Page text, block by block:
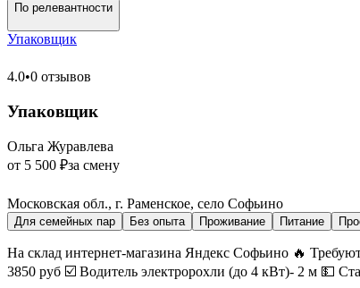
По релевантности
Упаковщик
4.0•0 отзывов
Упаковщик
Ольга Журавлева
от 5 500 ₽за смену
Московская обл., г. Раменское, село Софьино
Для семейных пар Без опыта Проживание Питание
На склад интернет-магазина Яндекс Софьино 🔥
3850 руб ☑️ Водитель электророхли (до 4 кВт)- 2 м 💵